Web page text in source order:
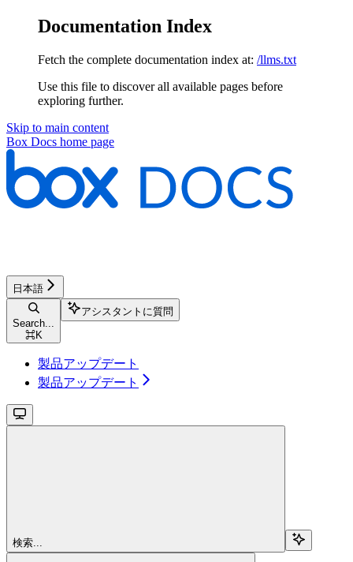
Documentation Index
Fetch the complete documentation index at: /llms.txt
Use this file to discover all available pages before
exploring further.
Skip to main content
Box Docs home page
日本語
Search...
⌘K
アシスタントに質問
製品アップデート
製品アップデート
検索...